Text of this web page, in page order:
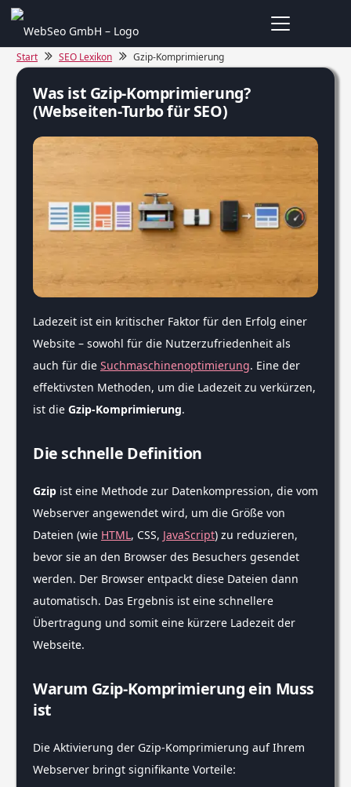
Start SEO Lexikon Gzip-Komprimierung
Was ist Gzip-Komprimierung?
(Webseiten-Turbo für SEO)
Ladezeit ist ein kritischer Faktor für den Erfolg einer
Website – sowohl für die Nutzerzufriedenheit als
auch für die Suchmaschinenoptimierung. Eine der
effektivsten Methoden, um die Ladezeit zu verkürzen,
ist die Gzip-Komprimierung.
Die schnelle Definition
Gzip ist eine Methode zur Datenkompression, die vom
Webserver angewendet wird, um die Größe von
Dateien (wie HTML, CSS, JavaScript) zu reduzieren,
bevor sie an den Browser des Besuchers gesendet
werden. Der Browser entpackt diese Dateien dann
automatisch. Das Ergebnis ist eine schnellere
Übertragung und somit eine kürzere Ladezeit der
Webseite.
Warum Gzip-Komprimierung ein Muss
ist
Die Aktivierung der Gzip-Komprimierung auf Ihrem
Webserver bringt signifikante Vorteile: